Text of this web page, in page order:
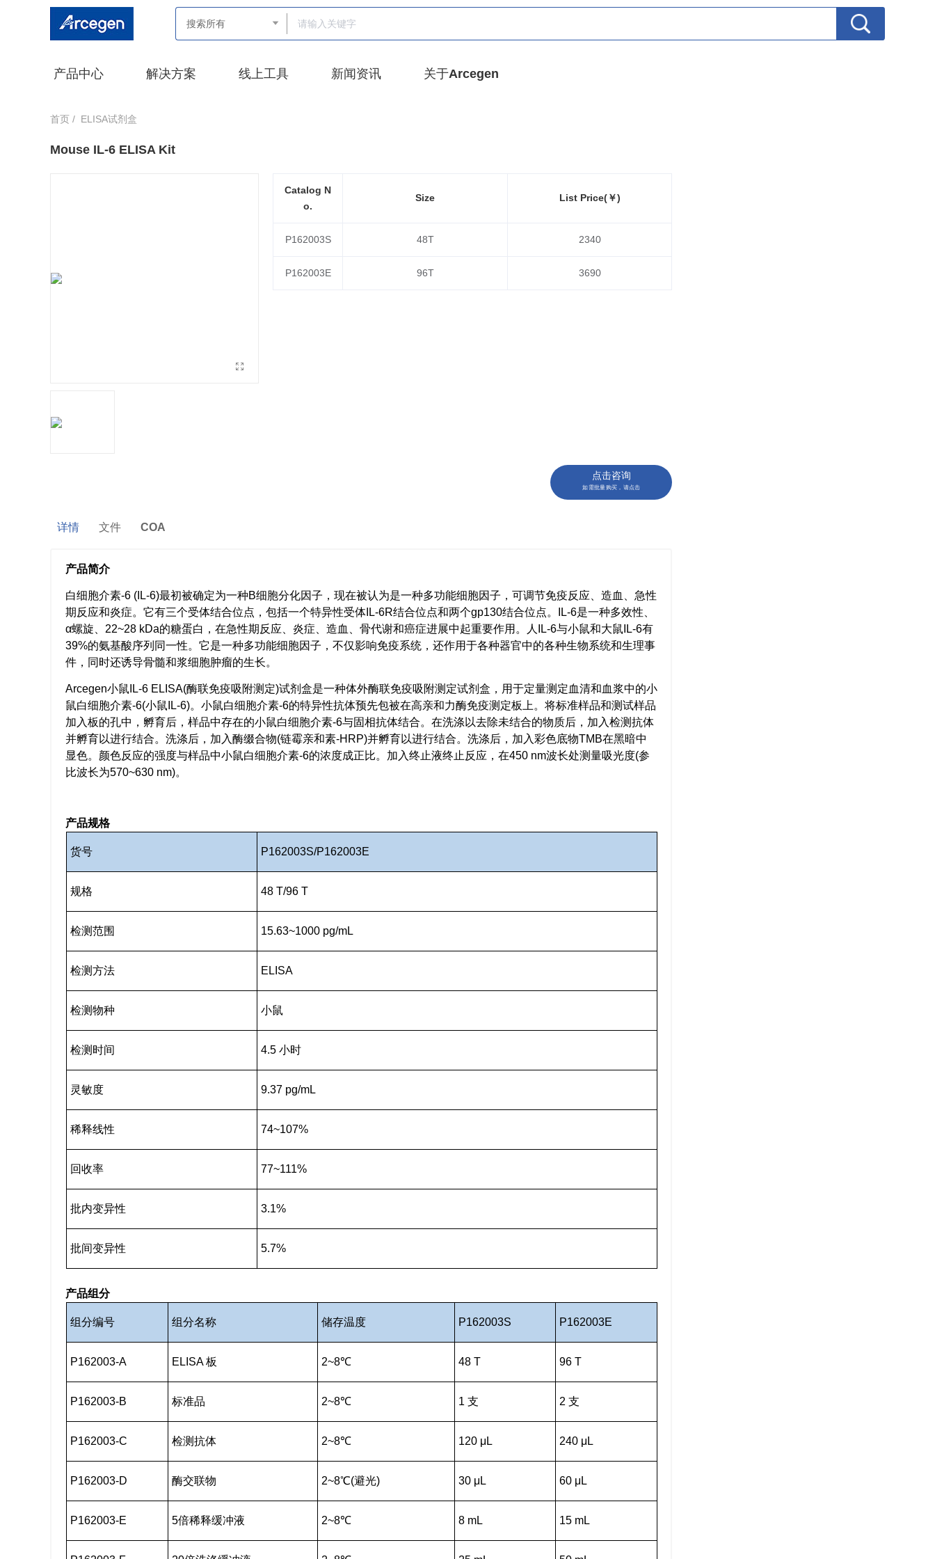
产品中心 解决方案 线上工具 新闻资讯 关于Arcegen
首页 / ELISA试剂盒
Mouse IL-6 ELISA Kit
Catalog N
o.
Size List Price(￥)
P162003S 48T 2340
P162003E 96T 3690
点击咨询
如需批量购买，请点击
详情 文件 COA
产品简介
白细胞介素-6 (IL-6)最初被确定为一种B细胞分化因子，现在被认为是一种多功能细胞因子，可调节免疫反应、造血、急性
期反应和炎症。它有三个受体结合位点，包括一个特异性受体IL-6R结合位点和两个gp130结合位点。IL-6是一种多效性、
α螺旋、22~28 kDa的糖蛋白，在急性期反应、炎症、造血、骨代谢和癌症进展中起重要作用。人IL-6与小鼠和大鼠IL-6有
39%的氨基酸序列同一性。它是一种多功能细胞因子，不仅影响免疫系统，还作用于各种器官中的各种生物系统和生理事
件，同时还诱导骨髓和浆细胞肿瘤的生长。
Arcegen小鼠IL-6 ELISA(酶联免疫吸附测定)试剂盒是一种体外酶联免疫吸附测定试剂盒，用于定量测定血清和血浆中的小
鼠白细胞介素-6(小鼠IL-6)。小鼠白细胞介素-6的特异性抗体预先包被在高亲和力酶免疫测定板上。将标准样品和测试样品
加入板的孔中，孵育后，样品中存在的小鼠白细胞介素-6与固相抗体结合。在洗涤以去除未结合的物质后，加入检测抗体
并孵育以进行结合。洗涤后，加入酶缀合物(链霉亲和素-HRP)并孵育以进行结合。洗涤后，加入彩色底物TMB在黑暗中
显色。颜色反应的强度与样品中小鼠白细胞介素-6的浓度成正比。加入终止液终止反应，在450 nm波长处测量吸光度(参
比波长为570~630 nm)。
产品规格
货号 P162003S/P162003E
规格 48 T/96 T
检测范围 15.63~1000 pg/mL
检测方法 ELISA
检测物种 小鼠
检测时间 4.5 小时
灵敏度 9.37 pg/mL
稀释线性 74~107%
回收率 77~111%
批内变异性 3.1%
批间变异性 5.7%
产品组分
组分编号 组分名称 储存温度 P162003S P162003E
P162003-A ELISA 板 2~8℃ 48 T 96 T
P162003-B 标准品 2~8℃ 1 支 2 支
P162003-C 检测抗体 2~8℃ 120 μL 240 μL
P162003-D 酶交联物 2~8℃(避光) 30 μL 60 μL
P162003-E 5倍稀释缓冲液 2~8℃ 8 mL 15 mL